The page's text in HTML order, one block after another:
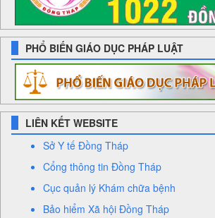
PHỔ BIẾN GIÁO DỤC PHÁP LUẬT
LIÊN KẾT WEBSITE
Sở Y tế Đồng Tháp
Cổng thông tin Đồng Tháp
Cục quản lý Khám chữa bệnh
Bảo hiểm Xã hội Đồng Tháp